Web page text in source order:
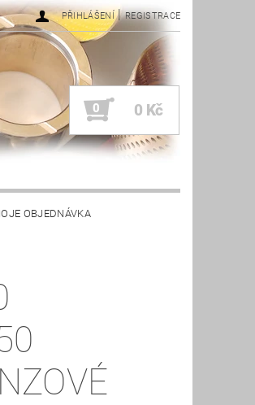
PŘIHLÁŠENÍ | REGISTRACE
0 0 Kč
OBJEDNÁVKA